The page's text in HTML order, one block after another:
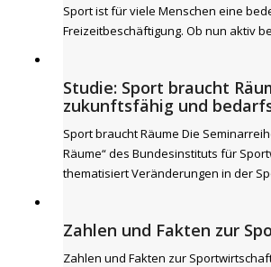
Sport ist für viele Menschen eine
Freizeitbeschäftigung. Ob nun aktiv
Studie: Sport braucht
zukunftsfähig und
Sport braucht Räume Die
Räume“ des Bundesinstituts für
thematisiert Veränderungen in der
Zahlen und Fakten zur
Zahlen und Fakten zur